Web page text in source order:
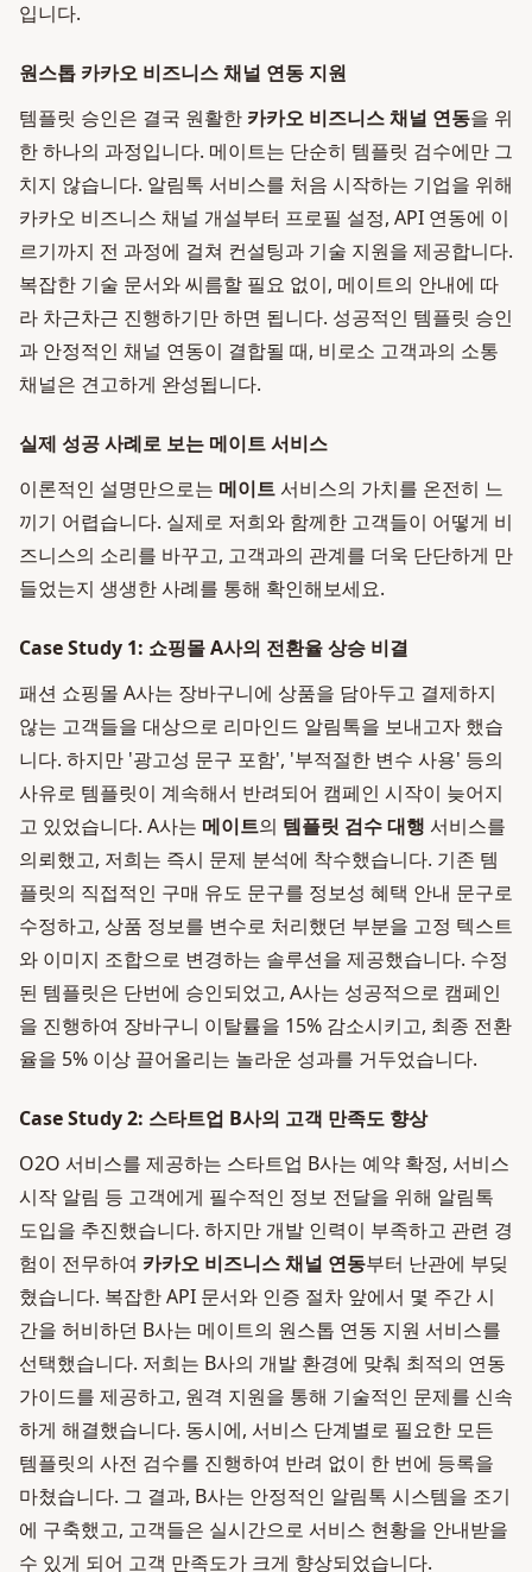
입니다.
원스톱 카카오 비즈니스 채널 연동 지원
템플릿 승인은 결국 원활한 카카오 비즈니스 채널 연동을 위
한 하나의 과정입니다. 메이트는 단순히 템플릿 검수에만 그
치지 않습니다. 알림톡 서비스를 처음 시작하는 기업을 위해
카카오 비즈니스 채널 개설부터 프로필 설정, API 연동에 이
르기까지 전 과정에 걸쳐 컨설팅과 기술 지원을 제공합니다.
복잡한 기술 문서와 씨름할 필요 없이, 메이트의 안내에 따
라 차근차근 진행하기만 하면 됩니다. 성공적인 템플릿 승인
과 안정적인 채널 연동이 결합될 때, 비로소 고객과의 소통
채널은 견고하게 완성됩니다.
실제 성공 사례로 보는 메이트 서비스
이론적인 설명만으로는 메이트서비스의 가치를 온전히 느
끼기 어렵습니다. 실제로 저희와 함께한 고객들이 어떻게 비
즈니스의 소리를 바꾸고, 고객과의 관계를 더욱 단단하게 만
들었는지 생생한 사례를 통해 확인해보세요.
Case Study 1: 쇼핑몰 A사의 전환율 상승 비결
패션 쇼핑몰 A사는 장바구니에 상품을 담아두고 결제하지
않는 고객들을 대상으로 리마인드 알림톡을 보내고자 했습
니다. 하지만 '광고성 문구 포함', '부적절한 변수 사용' 등의
사유로 템플릿이 계속해서 반려되어 캠페인 시작이 늦어지
고 있었습니다. A사는 메이트의 템플릿 검수 대행 서비스를
의뢰했고, 저희는 즉시 문제 분석에 착수했습니다. 기존 템
플릿의 직접적인 구매 유도 문구를 정보성 혜택 안내 문구로
수정하고, 상품 정보를 변수로 처리했던 부분을 고정 텍스트
와 이미지 조합으로 변경하는 솔루션을 제공했습니다. 수정
된 템플릿은 단번에 승인되었고, A사는 성공적으로 캠페인
을 진행하여 장바구니 이탈률을 15% 감소시키고, 최종 전환
율을 5% 이상 끌어올리는 놀라운 성과를 거두었습니다.
Case Study 2: 스타트업 B사의 고객 만족도 향상
O2O 서비스를 제공하는 스타트업 B사는 예약 확정, 서비스
시작 알림 등 고객에게 필수적인 정보 전달을 위해 알림톡
도입을 추진했습니다. 하지만 개발 인력이 부족하고 관련 경
험이 전무하여 카카오 비즈니스 채널 연동부터 난관에 부딪
혔습니다. 복잡한 API 문서와 인증 절차 앞에서 몇 주간 시
간을 허비하던 B사는 메이트의 원스톱 연동 지원 서비스를
선택했습니다. 저희는 B사의 개발 환경에 맞춰 최적의 연동
가이드를 제공하고, 원격 지원을 통해 기술적인 문제를 신속
하게 해결했습니다. 동시에, 서비스 단계별로 필요한 모든
템플릿의 사전 검수를 진행하여 반려 없이 한 번에 등록을
마쳤습니다. 그 결과, B사는 안정적인 알림톡 시스템을 조기
에 구축했고, 고객들은 실시간으로 서비스 현황을 안내받을
수 있게 되어 고객 만족도가 크게 향상되었습니다.